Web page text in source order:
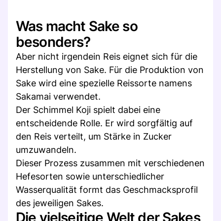
Was macht Sake so
besonders?
Aber nicht irgendein Reis eignet sich für die
Herstellung von Sake. Für die Produktion von
Sake wird eine spezielle Reissorte namens
Sakamai verwendet.
Der Schimmel Koji spielt dabei eine
entscheidende Rolle. Er wird sorgfältig auf
den Reis verteilt, um Stärke in Zucker
umzuwandeln.
Dieser Prozess zusammen mit verschiedenen
Hefesorten sowie unterschiedlicher
Wasserqualität formt das Geschmacksprofil
des jeweiligen Sakes.
Die vielseitige Welt der Sakes